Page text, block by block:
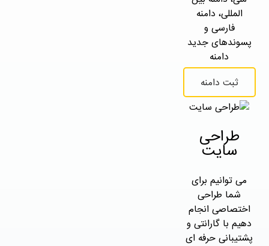
المللی، دامنه
فارسی و
پسوندهای جدید
دامنه
ثبت دامنه
طراحی
سایت
می توانیم برای
شما طراحی
اختصاصی انجام
دهیم با گارانتی و
پشتیبانی حرفه ای